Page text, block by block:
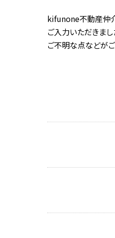
kifunone不動産仲介
ご入力いただきま
ご不明な点などが